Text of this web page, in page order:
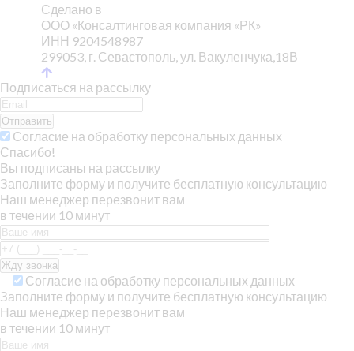
Сделано в
ООО «Консалтинговая компания «РК»
ИНН 9204548987
299053, г. Севастополь, ул. Вакуленчука,18В
Подписаться на рассылку
Отправить
Согласие на обработку персональных данных
Спасибо!
Вы подписаны на рассылку
Заполните форму и получите бесплатную консультацию
Наш менеджер перезвонит вам
в течении 10 минут
Согласие на обработку персональных данных
Заполните форму и получите бесплатную консультацию
Наш менеджер перезвонит вам
в течении 10 минут